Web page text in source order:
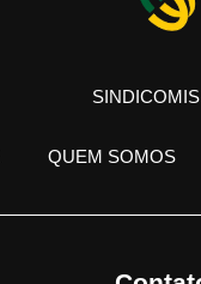
QUEM SOMOS